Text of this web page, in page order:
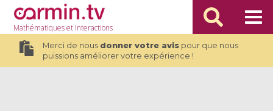
Mathématiqueset Interactions
Merci de nous donner votre avispour que nous
puissions améliorer votre expérience !